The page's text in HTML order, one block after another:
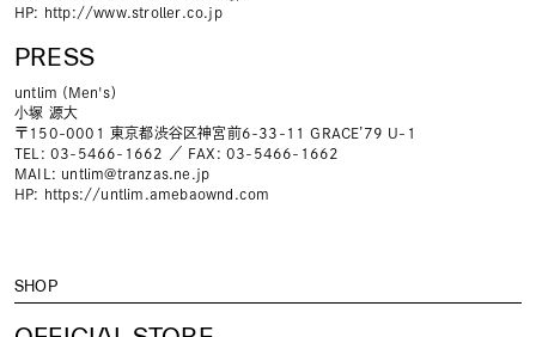
HP: http://www.stroller.co.jp
PRESS
untlim (Men's)
小塚 源大
〒150-0001 東京都渋谷区神宮前6-33-11 GRACE’79 U-1
TEL: 03-5466-1662 ／ FAX: 03-5466-1662
MAIL: untlim@tranzas.ne.jp
HP:
https://untlim.amebaownd.com
SHOP